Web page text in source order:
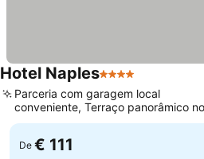
Hotel Naples4 Estrelas
Parceria com garagem local
conveniente, Terraço panorâmico no
sétimo andar
De € 111